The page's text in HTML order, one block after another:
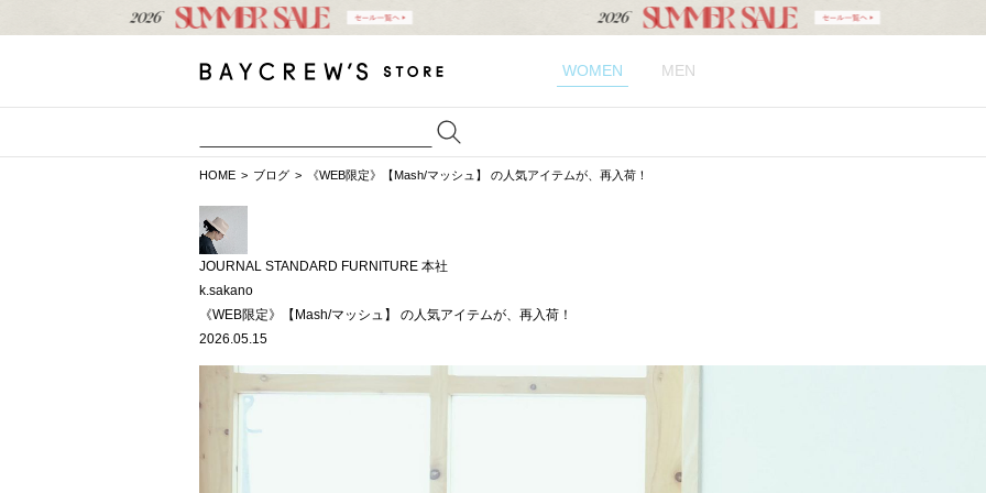
WOMEN MEN
HOME ブログ 《WEB限定》【Mash/マッシュ】 の人気アイテムが、再入荷！
JOURNAL STANDARD FURNITURE 本社
k.sakano
《WEB限定》【Mash/マッシュ】 の人気アイテムが、再入荷！
2026.05.15